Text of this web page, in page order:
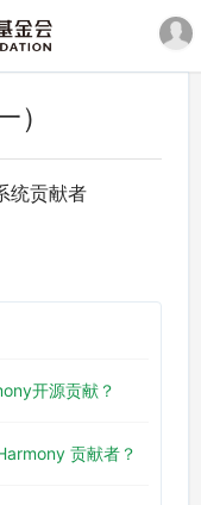
统贡献者
开源贡献？
贡献者？